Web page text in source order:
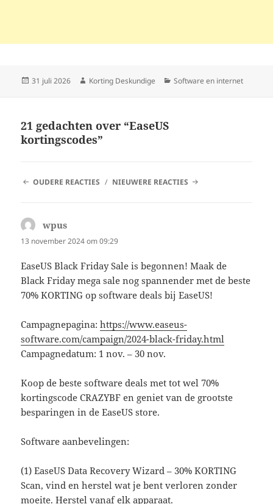
Geplaatst
31 juli 2026 Auteur
Korting Deskundige Categorieën
Software en internet
21 gedachten over “EaseUS
kortingscodes”
REACTIE
OUDERE REACTIES NIEUWERE REACTIES
wpus
13 november 2024 om 09:29
EaseUS Black Friday Sale is begonnen! Maak de
Black Friday mega sale nog spannender met de beste
70% KORTING op software deals bij EaseUS!
Campagnepagina:https://www.easeus-
software.com/campaign/2024-black-friday.html
Campagnedatum: 1 nov. – 30 nov.
Koop de beste software deals met tot wel 70%
kortingscode CRAZYBF en geniet van de grootste
besparingen in de EaseUS store.
Software aanbevelingen:
(1) EaseUS Data Recovery Wizard – 30% KORTING
Scan, vind en herstel wat je bent verloren zonder
moeite. Herstel vanaf elk apparaat.